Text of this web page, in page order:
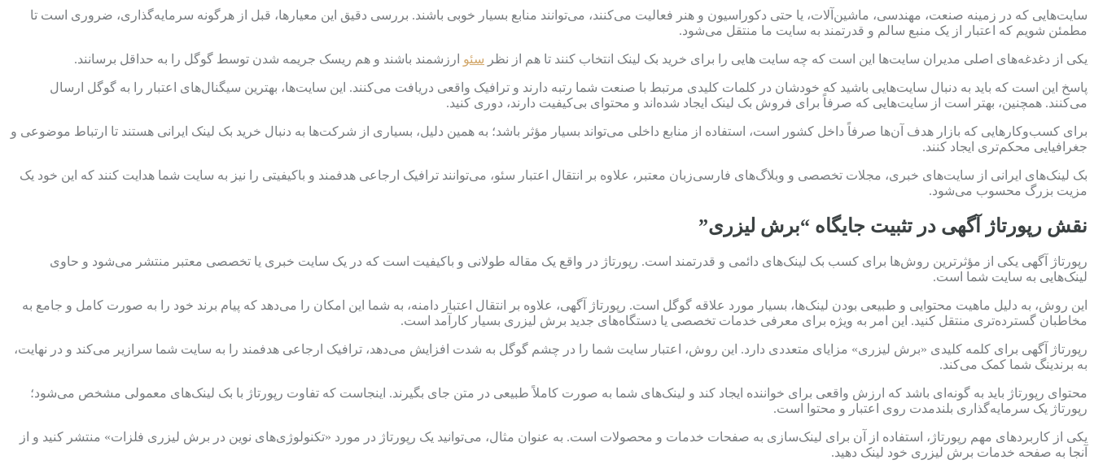
سایت‌هایی که در زمینه صنعت، مهندسی، ماشین‌آلات، یا حتی دکوراسیون و هنر فعالیت می‌کنند، می‌توانند منابع بسیار خوبی باشند. بررسی دقیق این معیارها، قبل از هرگونه سرمایه‌گذاری، ضروری است تا
مطمئن شویم که اعتبار از یک منبع سالم و قدرتمند به سایت ما منتقل می‌شود.
یکی از دغدغه‌های اصلی مدیران سایت‌ها این است که چه سایت هایی را برای خرید بک لینک انتخاب کنند تا هم از نظر سئو ارزشمند باشند و هم ریسک جریمه شدن توسط گوگل را به حداقل برسانند.
پاسخ این است که باید به دنبال سایت‌هایی باشید که خودشان در کلمات کلیدی مرتبط با صنعت شما رتبه دارند و ترافیک واقعی دریافت می‌کنند. این سایت‌ها، بهترین سیگنال‌های اعتبار را به گوگل ارسال
می‌کنند. همچنین، بهتر است از سایت‌هایی که صرفاً برای فروش بک لینک ایجاد شده‌اند و محتوای بی‌کیفیت دارند، دوری کنید.
برای کسب‌وکارهایی که بازار هدف آن‌ها صرفاً داخل کشور است، استفاده از منابع داخلی می‌تواند بسیار مؤثر باشد؛ به همین دلیل، بسیاری از شرکت‌ها به دنبال خرید بک لینک ایرانی هستند تا ارتباط موضوعی و
جغرافیایی محکم‌تری ایجاد کنند.
بک لینک‌های ایرانی از سایت‌های خبری، مجلات تخصصی و وبلاگ‌های فارسی‌زبان معتبر، علاوه بر انتقال اعتبار سئو، می‌توانند ترافیک ارجاعی هدفمند و باکیفیتی را نیز به سایت شما هدایت کنند که این خود یک
مزیت بزرگ محسوب می‌شود.
نقش رپورتاژ آگهی در تثبیت جایگاه “برش لیزری”
رپورتاژ آگهی یکی از مؤثرترین روش‌ها برای کسب بک لینک‌های دائمی و قدرتمند است. رپورتاژ در واقع یک مقاله طولانی و باکیفیت است که در یک سایت خبری یا تخصصی معتبر منتشر می‌شود و حاوی
لینک‌هایی به سایت شما است.
این روش، به دلیل ماهیت محتوایی و طبیعی بودن لینک‌ها، بسیار مورد علاقه گوگل است. رپورتاژ آگهی، علاوه بر انتقال اعتبار دامنه، به شما این امکان را می‌دهد که پیام برند خود را به صورت کامل و جامع به
مخاطبان گسترده‌تری منتقل کنید. این امر به ویژه برای معرفی خدمات تخصصی یا دستگاه‌های جدید برش لیزری بسیار کارآمد است.
رپورتاژ آگهی برای کلمه کلیدی «برش لیزری» مزایای متعددی دارد. این روش، اعتبار سایت شما را در چشم گوگل به شدت افزایش می‌دهد، ترافیک ارجاعی هدفمند را به سایت شما سرازیر می‌کند و در نهایت،
به برندینگ شما کمک می‌کند.
محتوای رپورتاژ باید به گونه‌ای باشد که ارزش واقعی برای خواننده ایجاد کند و لینک‌های شما به صورت کاملاً طبیعی در متن جای بگیرند. اینجاست که تفاوت رپورتاژ با بک لینک‌های معمولی مشخص می‌شود؛
رپورتاژ یک سرمایه‌گذاری بلندمدت روی اعتبار و محتوا است.
یکی از کاربردهای مهم رپورتاژ، استفاده از آن برای لینک‌سازی به صفحات خدمات و محصولات است. به عنوان مثال، می‌توانید یک رپورتاژ در مورد «تکنولوژی‌های نوین در برش لیزری فلزات» منتشر کنید و از
آنجا به صفحه خدمات برش لیزری خود لینک دهید.